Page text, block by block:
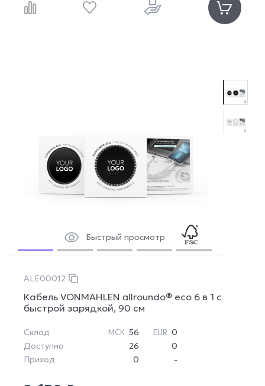
Быстрый просмотр
ALE00012
Кабель VONMAHLEN allroundo® eco 6 в 1 с
быстрой зарядкой, 90 см
Склад МСК 56 EUR 0
Доступно
26
0
Приход
0 -